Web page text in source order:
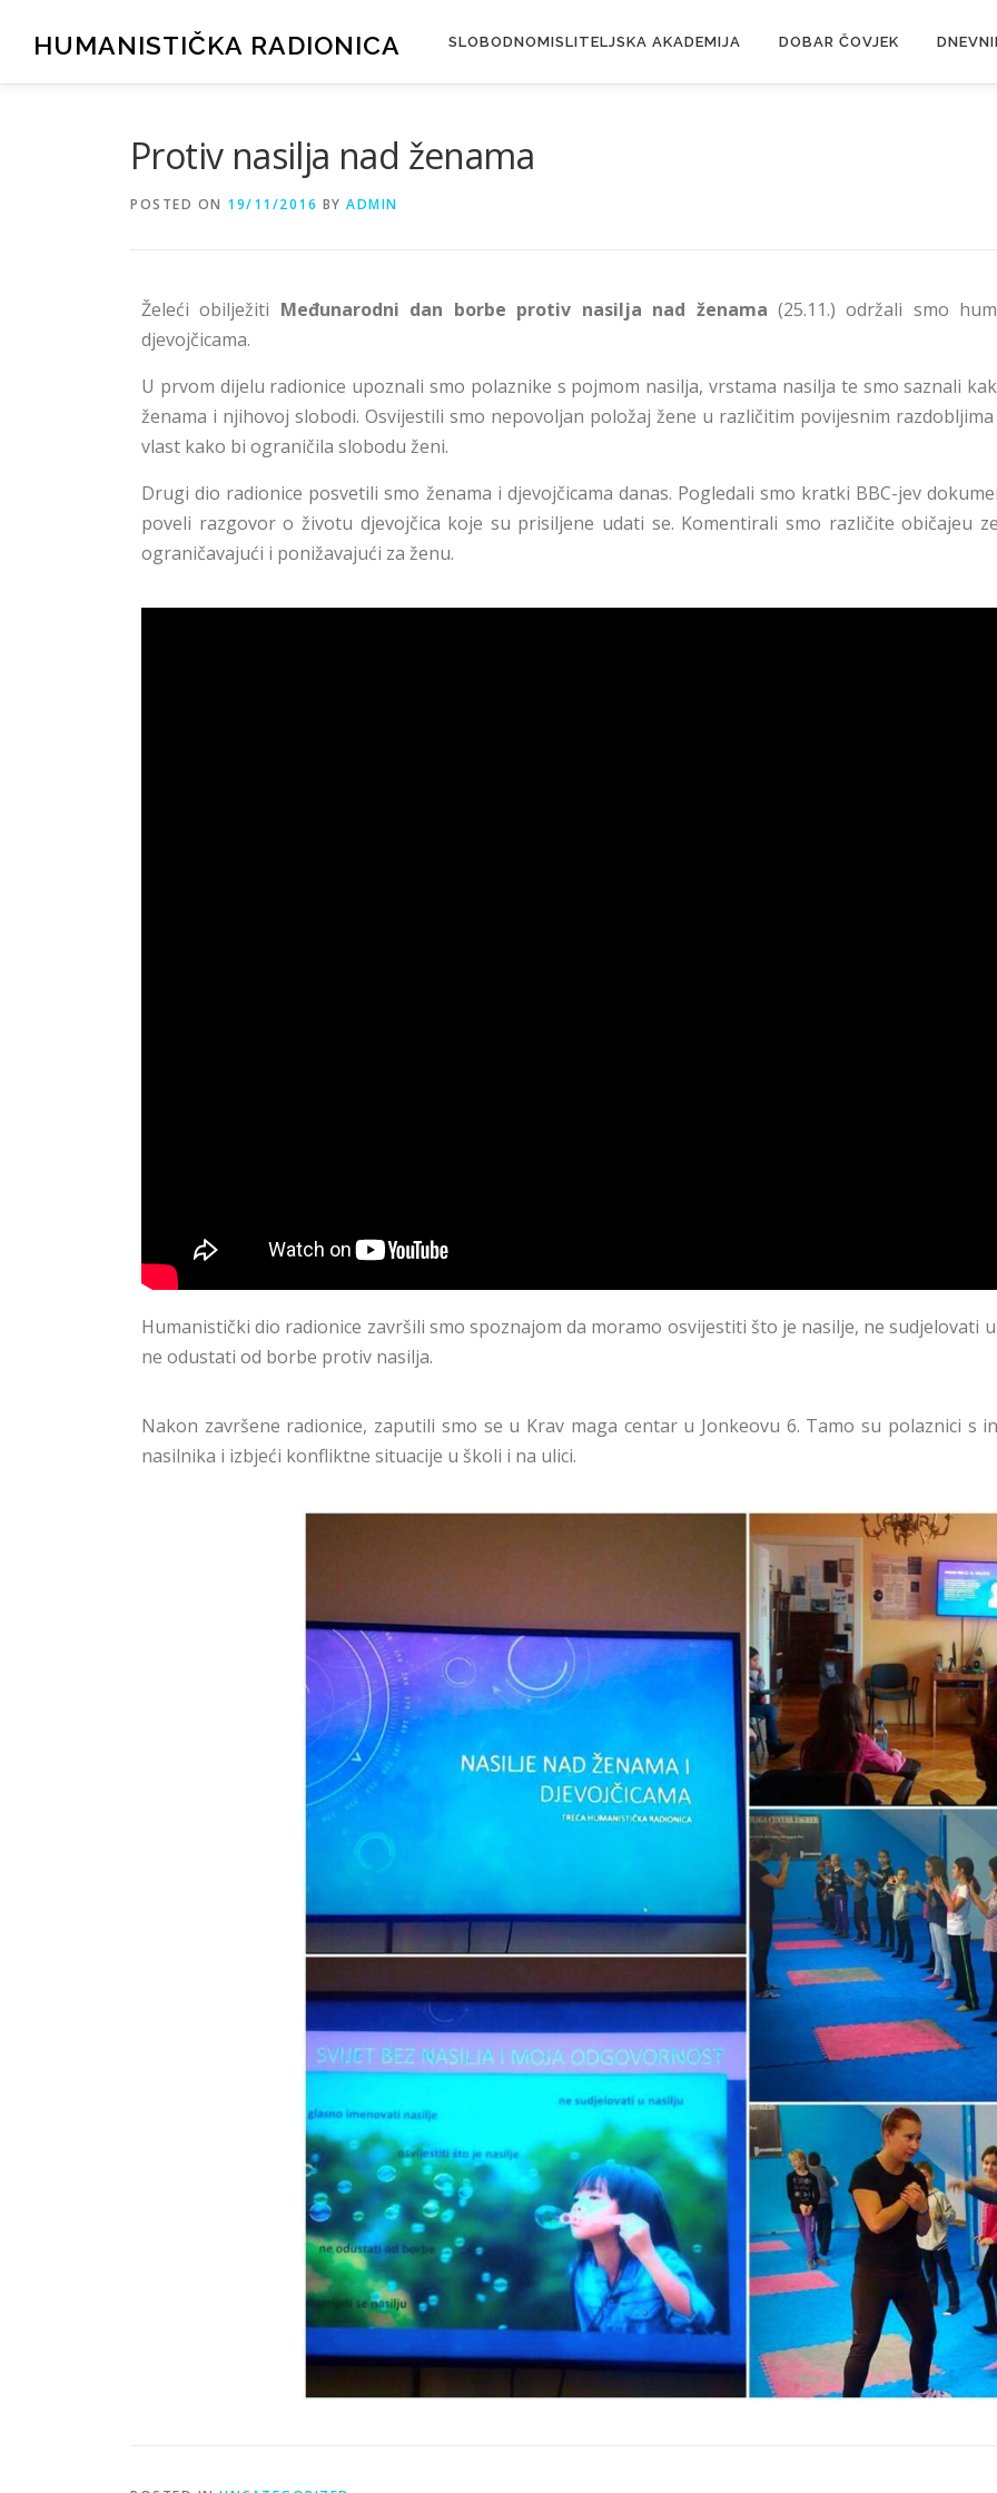
HUMANISTIČKA RADIONICA SLOBODNOMISLITELJSKA AKADEMIJA DOBAR ČOVJEK
Protiv nasilja nad ženama
POSTED ON 19/11/2016 BY ADMIN
Želeći obilježiti Međunarodni dan borbe protiv nasilja nad ženama (25.11.) održali smo
djevojčicama.
U prvom dijelu radionice upoznali smo polaznike s pojmom nasilja, vrstama nasilja te smo saznali
ženama i njihovoj slobodi. Osvijestili smo nepovoljan položaj žene u različitim povijesnim
vlast kako bi ograničila slobodu ženi.
Drugi dio radionice posvetili smo ženama i djevojčicama danas. Pogledali smo kratki BBC-jev
poveli razgovor o životu djevojčica koje su prisiljene udati se. Komentirali smo različite običajeu
ograničavajući i ponižavajući za ženu.
Humanistički dio radionice završili smo spoznajom da moramo osvijestiti što je nasilje, ne sudjelovati
ne odustati od borbe protiv nasilja.
Nakon završene radionice, zaputili smo se u Krav maga centar u Jonkeovu 6. Tamo su polaznici s
nasilnika i izbjeći konfliktne situacije u školi i na ulici.